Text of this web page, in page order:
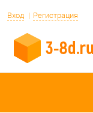
Вход Регистрация